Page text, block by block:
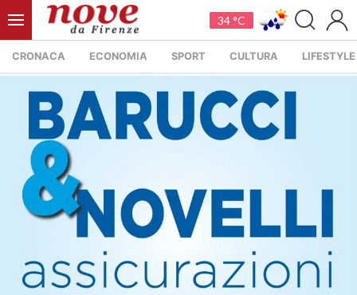
34 °C
CRONACA ECONOMIA SPORT CULTURA LIFESTYLE